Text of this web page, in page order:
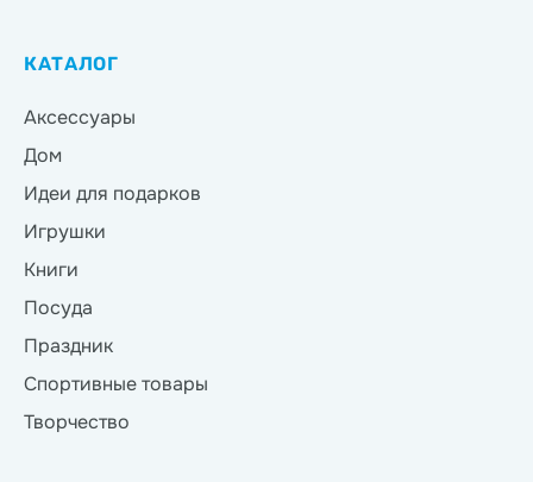
КАТАЛОГ
Аксессуары
Дом
Идеи для подарков
Игрушки
Книги
Посуда
Праздник
Спортивные товары
Творчество